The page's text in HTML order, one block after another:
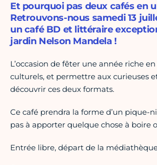
Et pourquoi pas deux cafés en
Retrouvons-nous samedi 13
un café BD et littéraire
jardin Nelson Mandela !
L’occasion de fêter une année riche
culturels, et permettre aux curieuses
découvrir ces deux formats.
Ce café prendra la forme d’un pique-
pas à apporter quelque chose à boire
Entrée libre, départ de la médiathèque